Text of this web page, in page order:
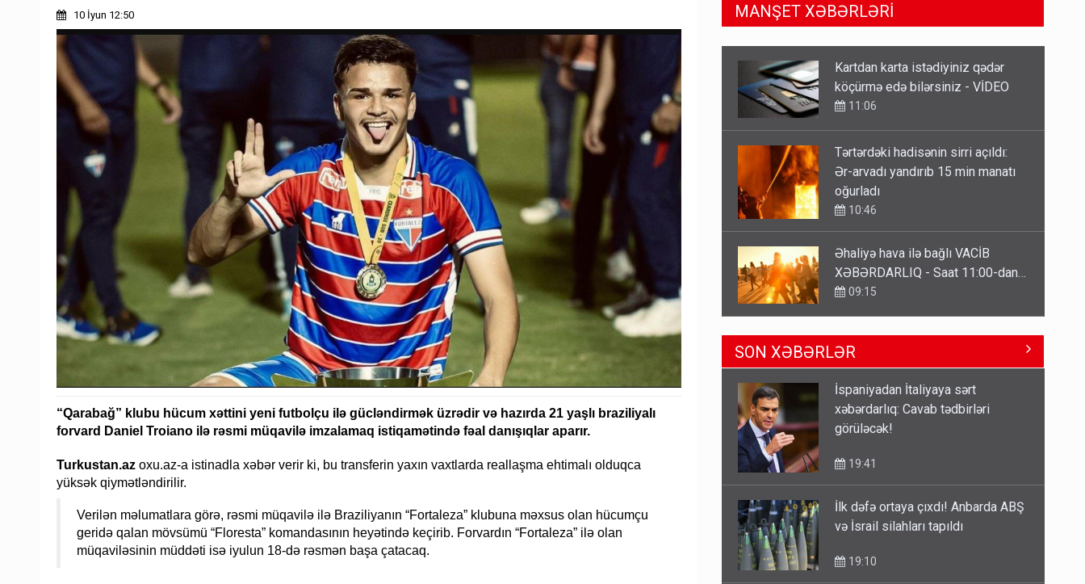
10 İyun 12:50
“Qarabağ” klubu hücum xəttini yeni futbolçu ilə gücləndirmək üzrədir və hazırda 21 yaşlı braziliyalı
forvard Daniel Troiano ilə rəsmi müqavilə imzalamaq istiqamətində fəal danışıqlar aparır.
Turkustan.az oxu.az-a istinadla xəbər verir ki, bu transferin yaxın vaxtlarda reallaşma ehtimalı olduqca
yüksək qiymətləndirilir.
Verilən məlumatlara görə, rəsmi müqavilə ilə Braziliyanın “Fortaleza” klubuna məxsus olan hücumçu
geridə qalan mövsümü “Floresta” komandasının heyətində keçirib. Forvardın “Fortaleza” ilə olan
müqaviləsinin müddəti isə iyulun 18-də rəsmən başa çatacaq.
MANŞET XƏBƏRLƏRİ
Tərtərdəki hadisənin sirri açıldı:
Ər-arvadı yandırıb 15 min manatı
oğurladı
Əhaliyə hava ilə bağlı VACİB
XƏBƏRDARLIQ - Saat 11:00-dan…
09:15
ŞOK! David Seliverstov ölkədən
qaçdı
6 Avqust 14:14
Geri çağırılan səfir Abel
Məhərrəmovun oğludur - DOSYE
Media və Yayım Şurasına əlavə
13:24
Kartdan karta istədiyiniz qədər
köçürmə edə bilərsiniz - VİDEO
SON XƏBƏRLƏR
İspaniyadan İtaliyaya sərt
xəbərdarlıq: Cavab tədbirləri
görüləcək!
19:41
İlk dəfə ortaya çıxdı! Anbarda ABŞ
və İsrail silahları tapıldı
19:10